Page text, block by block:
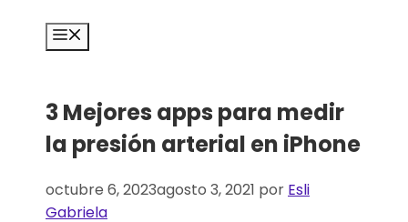
contenido
3 Mejores apps para medir
la presión arterial en iPhone
octubre 6, 2023agosto 3, 2021 por Esli
Gabriela